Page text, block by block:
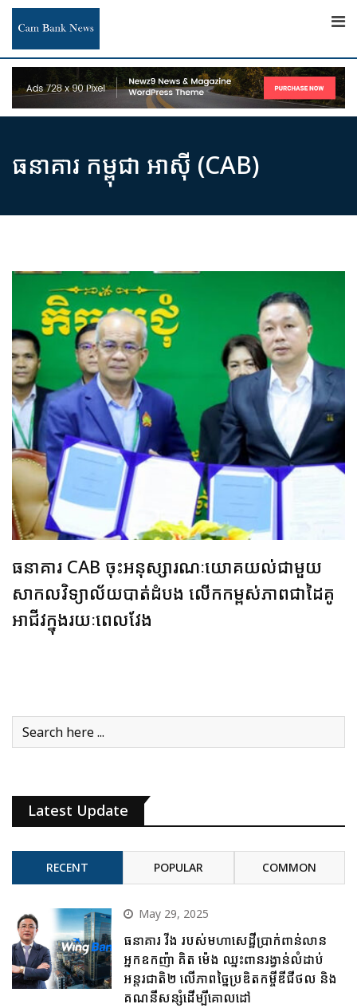
Skip
content
ធនាគារ កម្ពុជា អាស៊ី (CAB)
ធនាគារ CAB ចុះអនុស្សារណៈយោគយល់ជាមួយ
សាកលវិទ្យាល័យបាត់ដំបង លើកកម្ពស់ភាពជាដៃគូ
អាជីវក្នុងរយៈពេលវែង
Latest Update
RECENT POPULAR COMMON
May 29, 2025
ធនាគារ វីង របស់មហាសេដ្ឋីប្រាក់ពាន់លាន
អ្នកឧកញ៉ា គិត ម៉េង ឈ្នះពានរង្វាន់លំដាប់
អន្តរជាតិ២ លើភាពច្នៃប្រឌិតកម្ចីឌីជីថល និង
គណនីសន្សំដើម្បីគោលដៅ